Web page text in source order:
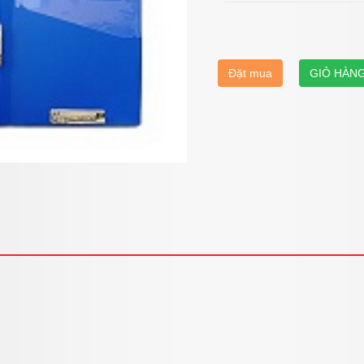
Đặt mua GIỎ